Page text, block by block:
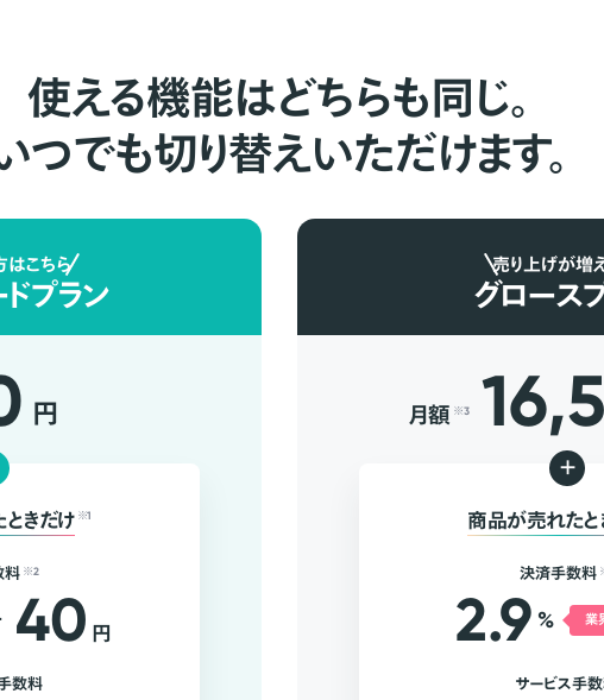
使える機能はどちらも同じ。
つでも切り替えいただけます。
はこちら
プラン
円
きだけ ※1
料 ※2
40 円
数料
売り上げが増
グロース
月額 ※3
+
商品が売れたと
決済手数料
2.9 % 業
サービス手